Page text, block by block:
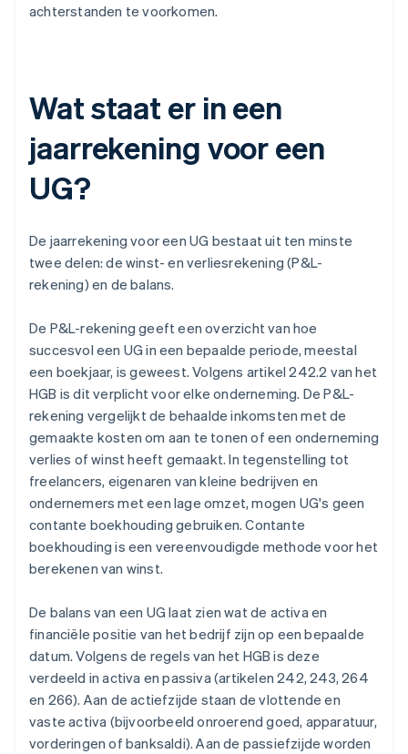
achterstanden te voorkomen.
Wat staat er in een
jaarrekening voor een
UG?
De jaarrekening voor een UG bestaat uit ten minste
twee delen: de winst- en verliesrekening (P&L-
rekening) en de balans.
De P&L-rekening geeft een overzicht van hoe
succesvol een UG in een bepaalde periode, meestal
een boekjaar, is geweest. Volgens artikel 242.2 van het
HGB is dit verplicht voor elke onderneming. De P&L-
rekening vergelijkt de behaalde inkomsten met de
gemaakte kosten om aan te tonen of een onderneming
verlies of winst heeft gemaakt. In tegenstelling tot
freelancers, eigenaren van kleine bedrijven en
ondernemers met een lage omzet, mogen UG's geen
contante boekhouding gebruiken. Contante
boekhouding is een vereenvoudigde methode voor het
berekenen van winst.
De balans van een UG laat zien wat de activa en
financiële positie van het bedrijf zijn op een bepaalde
datum. Volgens de regels van het HGB is deze
verdeeld in activa en passiva (artikelen 242, 243, 264
en 266). Aan de actiefzijde staan de vlottende en
vaste activa (bijvoorbeeld onroerend goed, apparatuur,
vorderingen of banksaldi). Aan de passiefzijde worden